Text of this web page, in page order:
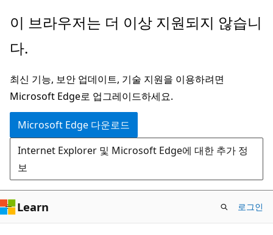
주
콘
츠
로
건
너
뛰
기
이 브라우저는 더 이상 지원되지 않습니
다.
최신 기능, 보안 업데이트, 기술 지원을 이용하려면
Microsoft Edge로 업그레이드하세요.
Microsoft Edge 다운로드
Internet Explorer 및 Microsoft Edge에 대한 추가 정
보
Learn 로그인